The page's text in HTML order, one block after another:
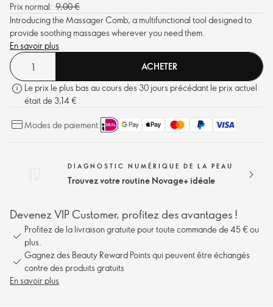
Prix normal: 9,00 €
Introducing the Massager Comb, a multifunctional tool designed to
provide soothing massages wherever you need them.
En savoir plus
ACHETER
Le prix le plus bas au cours des 30 jours précédant le prix actuel
était de 3,14 €
Modes de paiement:
DIAGNOSTIC NUMÉRIQUE DE LA PEAU
Trouvez votre routine Novage+ idéale
Devenez VIP Customer, profitez des avantages !
Profitez de la livraison gratuite pour toute commande de 45 € ou
plus.
Gagnez des Beauty Reward Points qui peuvent être échangés
contre des produits gratuits
En savoir plus